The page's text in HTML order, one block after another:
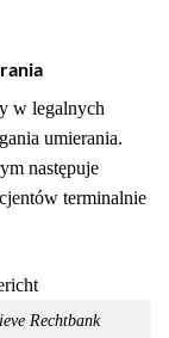
w legalnych
umierania.
następuje
terminalnie
Rechtbank